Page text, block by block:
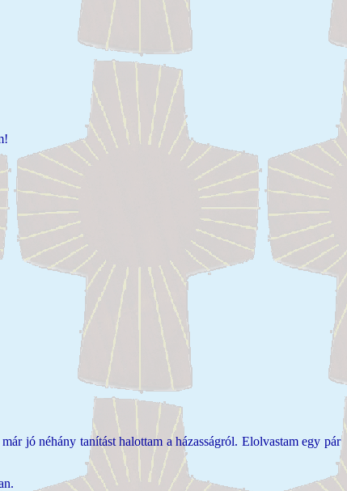
jó néhány tanítást halottam a házasságról. Elolvastam egy pár